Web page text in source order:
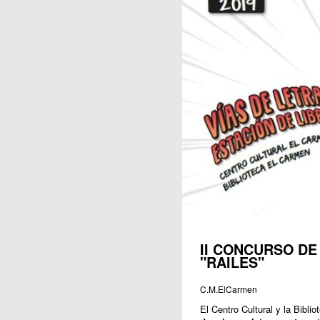
II CONCURSO
"RAILES"
C.M.ElCarmen
El Centro Cultural y la